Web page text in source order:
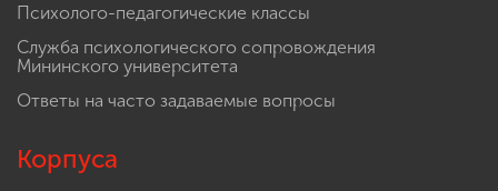
Психолого-педагогические классы
Служба психологического сопровождения
Мининского университета
Ответы на часто задаваемые вопросы
Корпуса